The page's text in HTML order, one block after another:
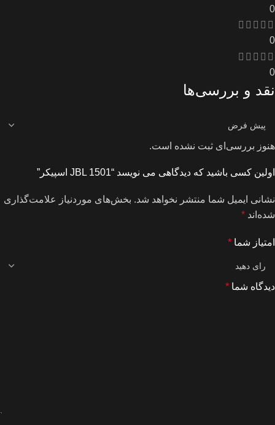
0
0
0
نقد و بررسی‌ها
هنوز بررسی‌ای ثبت نشده است.
اولین کسی باشید که دیدگاهی می نویسد “JBL 1501 اسپیکر”
نشانی ایمیل شما منتشر نخواهد شد. بخش‌های موردنیاز علامت‌گذاری
شده‌اند *
امتیاز شما *
دیدگاه شما *